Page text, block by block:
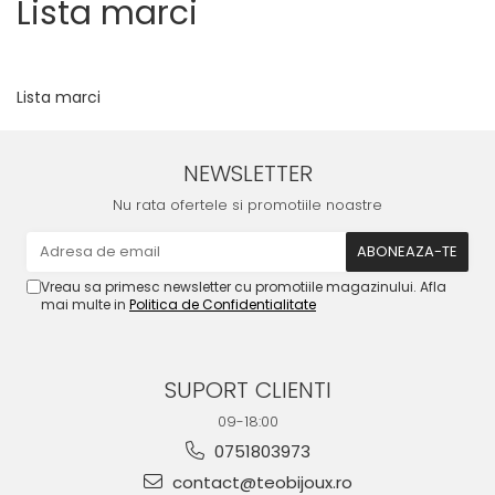
Lista marci
Lista marci
NEWSLETTER
Nu rata ofertele si promotiile noastre
Vreau sa primesc newsletter cu promotiile magazinului. Afla
mai multe in Politica de Confidentialitate
SUPORT CLIENTI
09-18:00
0751803973
contact@teobijoux.ro